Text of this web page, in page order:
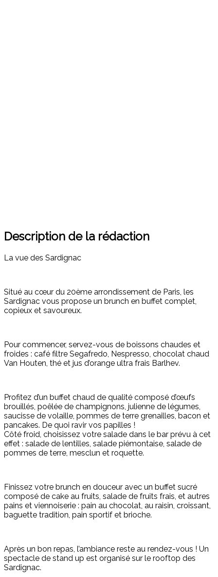
Description de la rédaction
La vue des Sardignac
Situé au cœur du 20ème arrondissement de Paris, les
Sardignac vous propose un brunch en buffet complet,
copieux et savoureux.
Pour commencer, servez-vous de boissons chaudes et
froides : café filtre Segafredo, Nespresso, chocolat chaud
Van Houten, thé et jus d’orange ultra frais Barlhev.
Profitez d’un buffet chaud de qualité composé d’œufs
brouillés, poêlée de champignons, julienne de légumes,
saucisse de volaille, pommes de terre grenailles, bacon et
pancakes. De quoi ravir vos papilles !
Côté froid, choisissez votre salade dans le bar prévu à cet
effet : salade de lentilles, salade piémontaise, salade de
pommes de terre, mesclun et roquette.
Finissez votre brunch en douceur avec un buffet sucré
composé de cake au fruits, salade de fruits frais, et autres
pains et viennoiserie : pain au chocolat, au raisin, croissant,
baguette tradition, pain sportif et brioche.
Après un bon repas, l’ambiance reste au rendez-vous ! Un
spectacle de stand up est organisé sur le rooftop des
Sardignac.